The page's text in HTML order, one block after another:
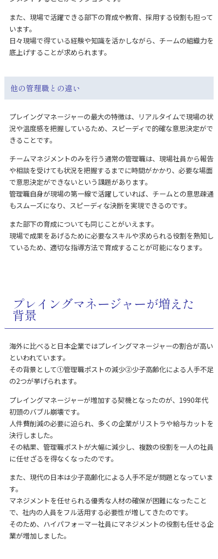
また、現場で活躍できる部下の育成や教育、採用する役割も担って
います。
日々現場で得ている経験や知識を活かしながら、チームの組織力を
底上げすることが求められます。
他の管理職との違い
プレイングマネージャーの最大の特徴は、リアルタイムで現場の状
況や温度感を把握しているため、スピーディで的確な意思決定がで
きることです。
チームマネジメントのみを行う通常の管理職は、現場社員から報告
や相談を受けても状況を把握するまでに時間がかかり、必要な場面
で意思決定ができないという課題があります。
管理職自身が現場の第一線で活躍していれば、チームとの意思疎通
もスムーズになり、スピーディな決断を実現できるのです。
また部下の育成についても同じことがいえます。
現場で成果をあげるために必要なスキルや求められる役割を熟知し
ているため、適切な指導方法で育成することが可能になります。
プレイングマネージャーが増えた
背景
海外に比べると日本企業ではプレイングマネージャーの割合が高い
といわれています。
その背景として①管理職ポストの減少②少子高齢化による人手不足
の2つが挙げられます。
プレイングマネージャーが増加する契機となったのが、1990年代
初頭のバブル崩壊です。
人件費削減の必要に迫られ、多くの企業がリストラや給与カットを
決行しました。
その結果、管理職ポストが大幅に減少し、複数の役割を一人の社員
に任せざるを得なくなったのです。
また、現代の日本は少子高齢化による人手不足が問題となっていま
す。
マネジメントを任せられる優秀な人材の確保が困難になったこと
で、社内の人員をフル活用する必要性が増してきたのです。
そのため、ハイパフォーマー社員にマネジメントの役割も任せる企
業が増加しました。